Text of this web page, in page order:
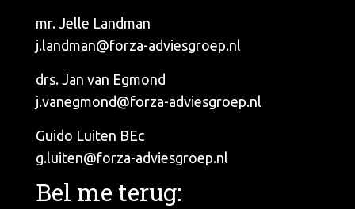
mr. Jelle Landman
j.landman@forza-adviesgroep.nl
drs. Jan van Egmond
j.vanegmond@forza-adviesgroep.nl
Guido Luiten BEc
g.luiten@forza-adviesgroep.nl
Bel me terug: